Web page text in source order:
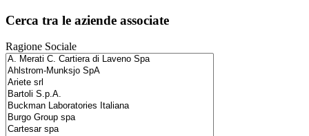
Cerca tra le aziende associate
Ragione Sociale